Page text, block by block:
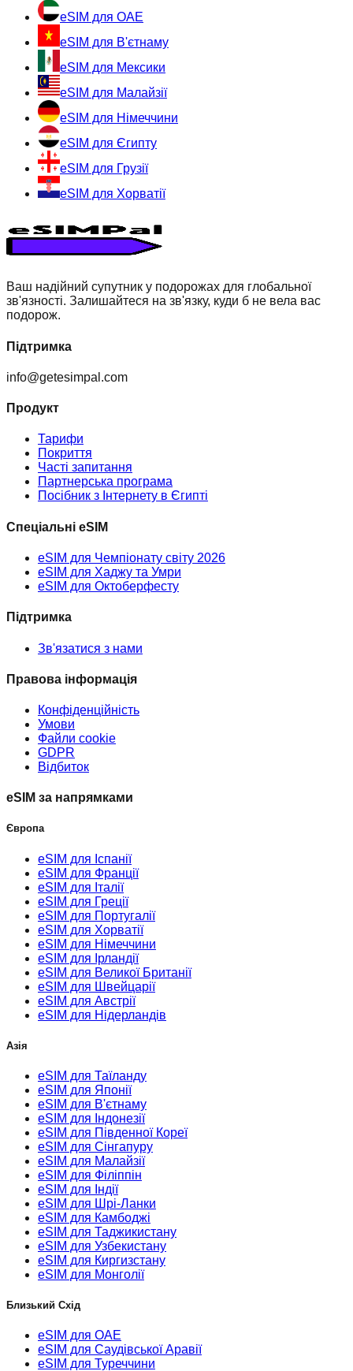
eSIM для ОАЕ
eSIM для В'єтнаму
eSIM для Мексики
eSIM для Малайзії
eSIM для Німеччини
eSIM для Єгипту
eSIM для Грузії
eSIM для Хорватії
Ваш надійний супутник у подорожах для глобальної
зв'язності. Залишайтеся на зв'язку, куди б не вела вас
подорож.
Підтримка
info@getesimpal.com
Продукт
Тарифи
Покриття
Часті запитання
Партнерська програма
Посібник з Інтернету в Єгипті
Спеціальні eSIM
eSIM для Чемпіонату світу 2026
eSIM для Хаджу та Умри
eSIM для Октоберфесту
Підтримка
Зв'язатися з нами
Правова інформація
Конфіденційність
Умови
Файли cookie
GDPR
Відбиток
eSIM за напрямками
Європа
eSIM для Іспанії
eSIM для Франції
eSIM для Італії
eSIM для Греції
eSIM для Португалії
eSIM для Хорватії
eSIM для Німеччини
eSIM для Ірландії
eSIM для Великої Британії
eSIM для Швейцарії
eSIM для Австрії
eSIM для Нідерландів
Азія
eSIM для Таїланду
eSIM для Японії
eSIM для В'єтнаму
eSIM для Індонезії
eSIM для Південної Кореї
eSIM для Сінгапуру
eSIM для Малайзії
eSIM для Філіппін
eSIM для Індії
eSIM для Шрі-Ланки
eSIM для Камбоджі
eSIM для Таджикистану
eSIM для Узбекистану
eSIM для Киргизстану
eSIM для Монголії
Близький Схід
eSIM для ОАЕ
eSIM для Саудівської Аравії
eSIM для Туреччини